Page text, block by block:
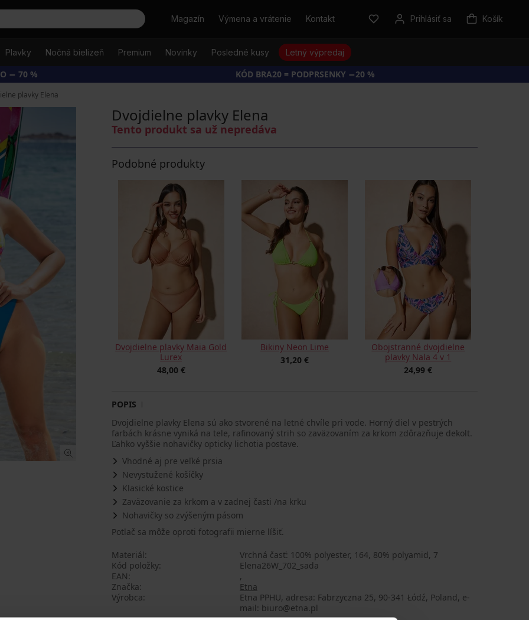
HľadaťMagazín Výmena a vrátenie Kontakt Prihlásiť sa Košík
Plavky Nočná bielizeň Premium Novinky Posledné kusy Letný výpredaj
− 70 % KÓD BRA20 = PODPRSENKY −20 %
plavky Elena
Dvojdielne plavky Elena
Tento produkt sa už nepredáva
Podobné produkty
Dvojdielne plavky Maia Gold
Lurex
48,00 €
Bikiny Neon Lime
31,20 €
Obojstranné dvojdielne
plavky Nala 4 v 1
24,99 €
POPIS
Dvojdielne plavky Elena sú ako stvorené na letné chvíle pri vode. Horný diel v pestrých
farbách krásne vyniká na tele, rafinovaný strih so zaväzovaním za krkom zdôrazňuje dekolt.
Ľahko vyššie nohavičky opticky lichotia postave.
Vhodné aj pre veľké prsia
Nevystužené košíčky
Klasické kostice
Zaväzovanie za krkom a v zadnej časti /na krku
Nohavičky so zvýšeným pásom
Potlač sa môže oproti fotografii mierne líšiť.
Materiál
Vrchná časť: 100% polyester, 164, 80% polyamid, 7
Kód položky
Elena26W_702_sada
EAN
,
Značka
Etna
Výrobca
Etna PPHU, adresa: Fabrzyczna 25, 90-341 Łódź, Poland, e-
mail: biuro@etna.pl